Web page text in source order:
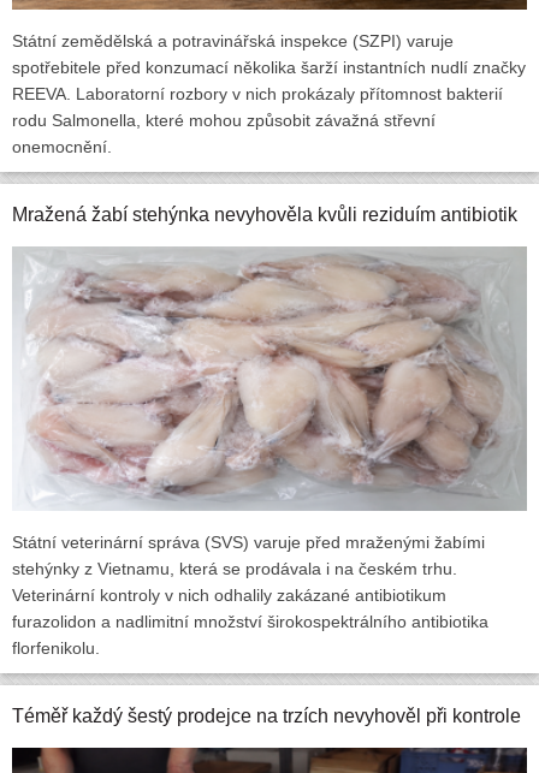
Státní zemědělská a potravinářská inspekce (SZPI) varuje
spotřebitele před konzumací několika šarží instantních nudlí značky
REEVA. Laboratorní rozbory v nich prokázaly přítomnost bakterií
rodu Salmonella, které mohou způsobit závažná střevní
onemocnění.
Mražená žabí stehýnka nevyhověla kvůli reziduím antibiotik
Státní veterinární správa (SVS) varuje před mraženými žabími
stehýnky z Vietnamu, která se prodávala i na českém trhu.
Veterinární kontroly v nich odhalily zakázané antibiotikum
furazolidon a nadlimitní množství širokospektrálního antibiotika
florfenikolu.
Téměř každý šestý prodejce na trzích nevyhověl při kontrole